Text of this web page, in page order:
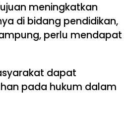
meningkatkan
di bidang pendidikan,
perlu mendapat
dapat
pada hukum dalam